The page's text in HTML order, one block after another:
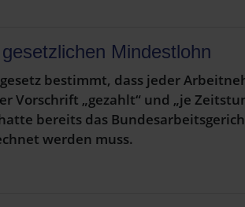
Mindestlohn
bestimmt, dass jeder
„gezahlt“ und „je
bereits das
werden muss.